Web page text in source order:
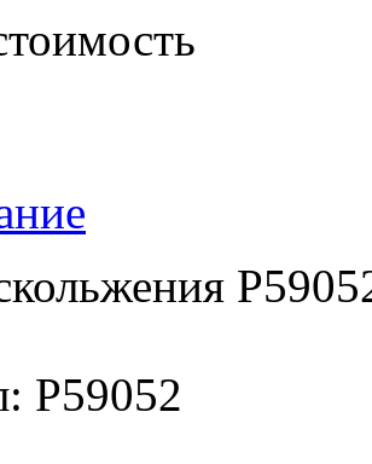
P59052